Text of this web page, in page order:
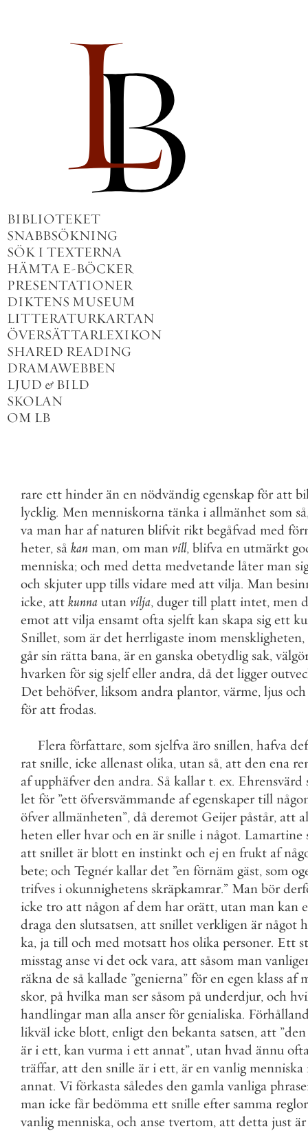
BIBLIOTEKET
SNABBSÖKNING
SÖK I TEXTERNA
HÄMTA E-BÖCKER
PRESENTATIONER
DIKTENS MUSEUM
LITTERATURKARTAN
ÖVERSÄTTARLEXIKON
SHARED READING
DRAMAWEBBEN
LJUD & BILD
SKOLAN
OM LB
rare ett hinder än en nödvändig egenskap för att
lycklig. Men menniskorna tänka i allmänhet som så
va man har af naturen blifvit rikt begåfvad med
heter, så kan man, om man vill, blifva en utmärkt
menniska; och med detta medvetande låter man
och skjuter upp tills vidare med att vilja. Man
icke, att kunna utan vilja, duger till platt intet, men
emot att vilja ensamt ofta sjelft kan skapa sig ett
Snillet, som är det herrligaste inom menskligheten,
går sin rätta bana, är en ganska obetydlig sak,
hvarken för sig sjelf eller andra, då det ligger
Det behöfver, liksom andra plantor, värme, ljus och
för att frodas.
Flera författare, som sjelfva äro snillen, hafva
rat snille, icke allenast olika, utan så, att den ena
af upphäfver den andra. Så kallar t. ex. Ehrensvärd
let för ”ett öfversvämmande af egenskaper till
öfver allmänheten”, då deremot Geijer påstår, att
heten eller hvar och en är snille i något. Lamartine
att snillet är blott en instinkt och ej en frukt af
bete; och Tegnér kallar det ”en förnäm gäst, som
trifves i okunnighetens skräpkamrar.” Man bör
icke tro att någon af dem har orätt, utan man kan
draga den slutsatsen, att snillet verkligen är något
ka, ja till och med motsatt hos olika personer. Ett
misstag anse vi det ock vara, att såsom man
räkna de så kallade ”genierna” för en egen klass af
skor, på hvilka man ser såsom på underdjur, och
handlingar man alla anser för genialiska.
likväl icke blott, enligt den bekanta satsen, att ”den
är i ett, kan vurma i ett annat”, utan hvad ännu
träffar, att den snille är i ett, är en vanlig menniska
annat. Vi förkasta således den gamla vanliga
man icke får bedömma ett snille efter samma reglor
vanlig menniska, och anse tvertom, att detta just är